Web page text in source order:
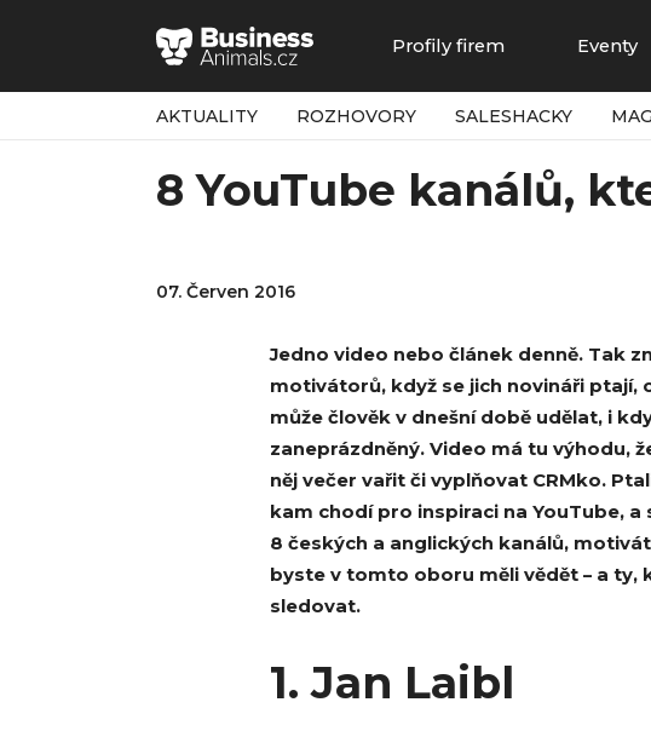
Profily firem Eventy
AKTUALITY ROZHOVORY SALESHACKY
8 YouTube kanálů,
07. Červen 2016
Jedno video nebo článek denně. Tak
motivátorů, když se jich novináři ptají,
může člověk v dnešní době udělat, i
zaneprázdněný. Video má tu výhodu,
něj večer vařit či vyplňovat CRMko.
kam chodí pro inspiraci na YouTube,
8 českých a anglických kanálů,
byste v tomto oboru měli vědět – a ty,
sledovat.
1. Jan Laibl